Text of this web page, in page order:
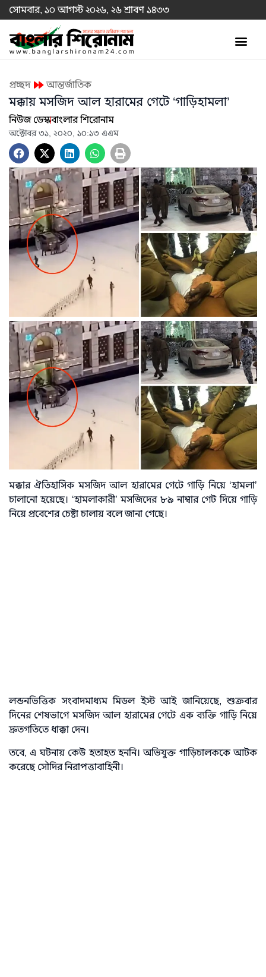
সোমবার, ১০ আগস্ট ২০২৬, ২৬ শ্রাবণ ১৪৩৩
প্রচ্ছদ আন্তর্জাতিক
মক্কায় মসজিদ আল হারামের গেটে ‘গাড়িহামলা’
নিউজ ডেস্কবাংলার শিরোনাম
অক্টোবর ৩১, ২০২০, ১০:১৩ এএম
মক্কার ঐতিহাসিক মসজিদ আল হারামের গেটে গাড়ি নিয়ে ‘হামলা’
চালানো হয়েছে। ‘হামলাকারী’ মসজিদের ৮৯ নাম্বার গেট দিয়ে গাড়ি
নিয়ে প্রবেশের চেষ্টা চালায় বলে জানা গেছে।
লন্ডনভিত্তিক সংবাদমাধ্যম মিডল ইস্ট আই জানিয়েছে, শুক্রবার
দিনের শেষভাগে মসজিদ আল হারামের গেটে এক ব্যক্তি গাড়ি নিয়ে
দ্রুতগতিতে ধাক্কা দেন।
তবে, এ ঘটনায় কেউ হতাহত হননি। অভিযুক্ত গাড়িচালককে আটক
করেছে সৌদির নিরাপত্তাবাহিনী।